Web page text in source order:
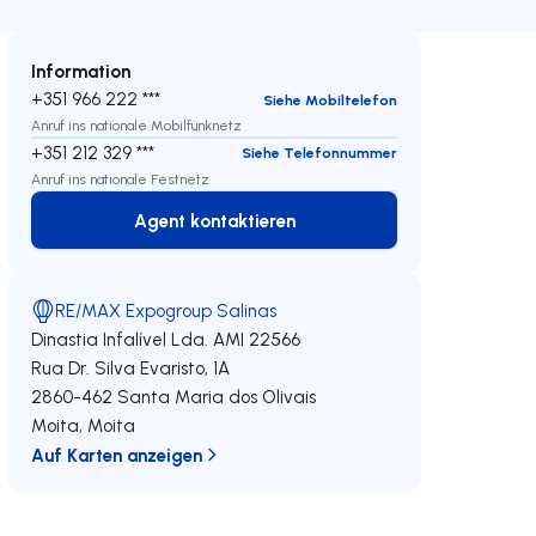
Information
+351 966 222 ***
Siehe Mobiltelefon
Anruf ins nationale Mobilfunknetz
+351 212 329 ***
Siehe Telefonnummer
Anruf ins nationale Festnetz
Agent kontaktieren
Agent kontaktieren
RE/MAX Expogroup Salinas
Dinastia Infalível Lda. AMI 22566
Rua Dr. Silva Evaristo, 1A
2860-462 Santa Maria dos Olivais
Moita, Moita
Auf Karten anzeigen